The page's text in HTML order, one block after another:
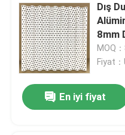
Videolar
Hakkımızda
Fabrika turu
Dış
8mm
MOQ
Fiyat
En iyi fiyat